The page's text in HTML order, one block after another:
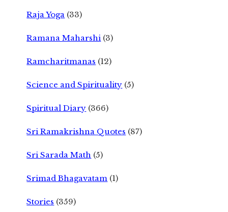
Raja Yoga (33)
Ramana Maharshi (3)
Ramcharitmanas (12)
Science and Spirituality (5)
Spiritual Diary (366)
Sri Ramakrishna Quotes (87)
Sri Sarada Math (5)
Srimad Bhagavatam (1)
Stories (359)